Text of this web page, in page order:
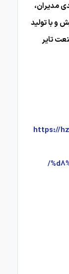
مدیران،
و با تولید
تایر
https://